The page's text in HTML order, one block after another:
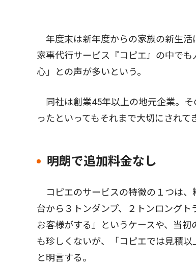
年度末は新年度からの家族の新生活
家事代行サービス『コピエ』の中で
心」との声が多いという。
同社は創業45年以上の地元企業。そ
ったといってもそれまで大切にされて
明朗で追加料金なし
コピエのサービスの特徴の１つは、
台から３トンダンプ、２トンロング
お客様がする』というケースや、当
も珍しくないが、「コピエでは見積
と明言する。